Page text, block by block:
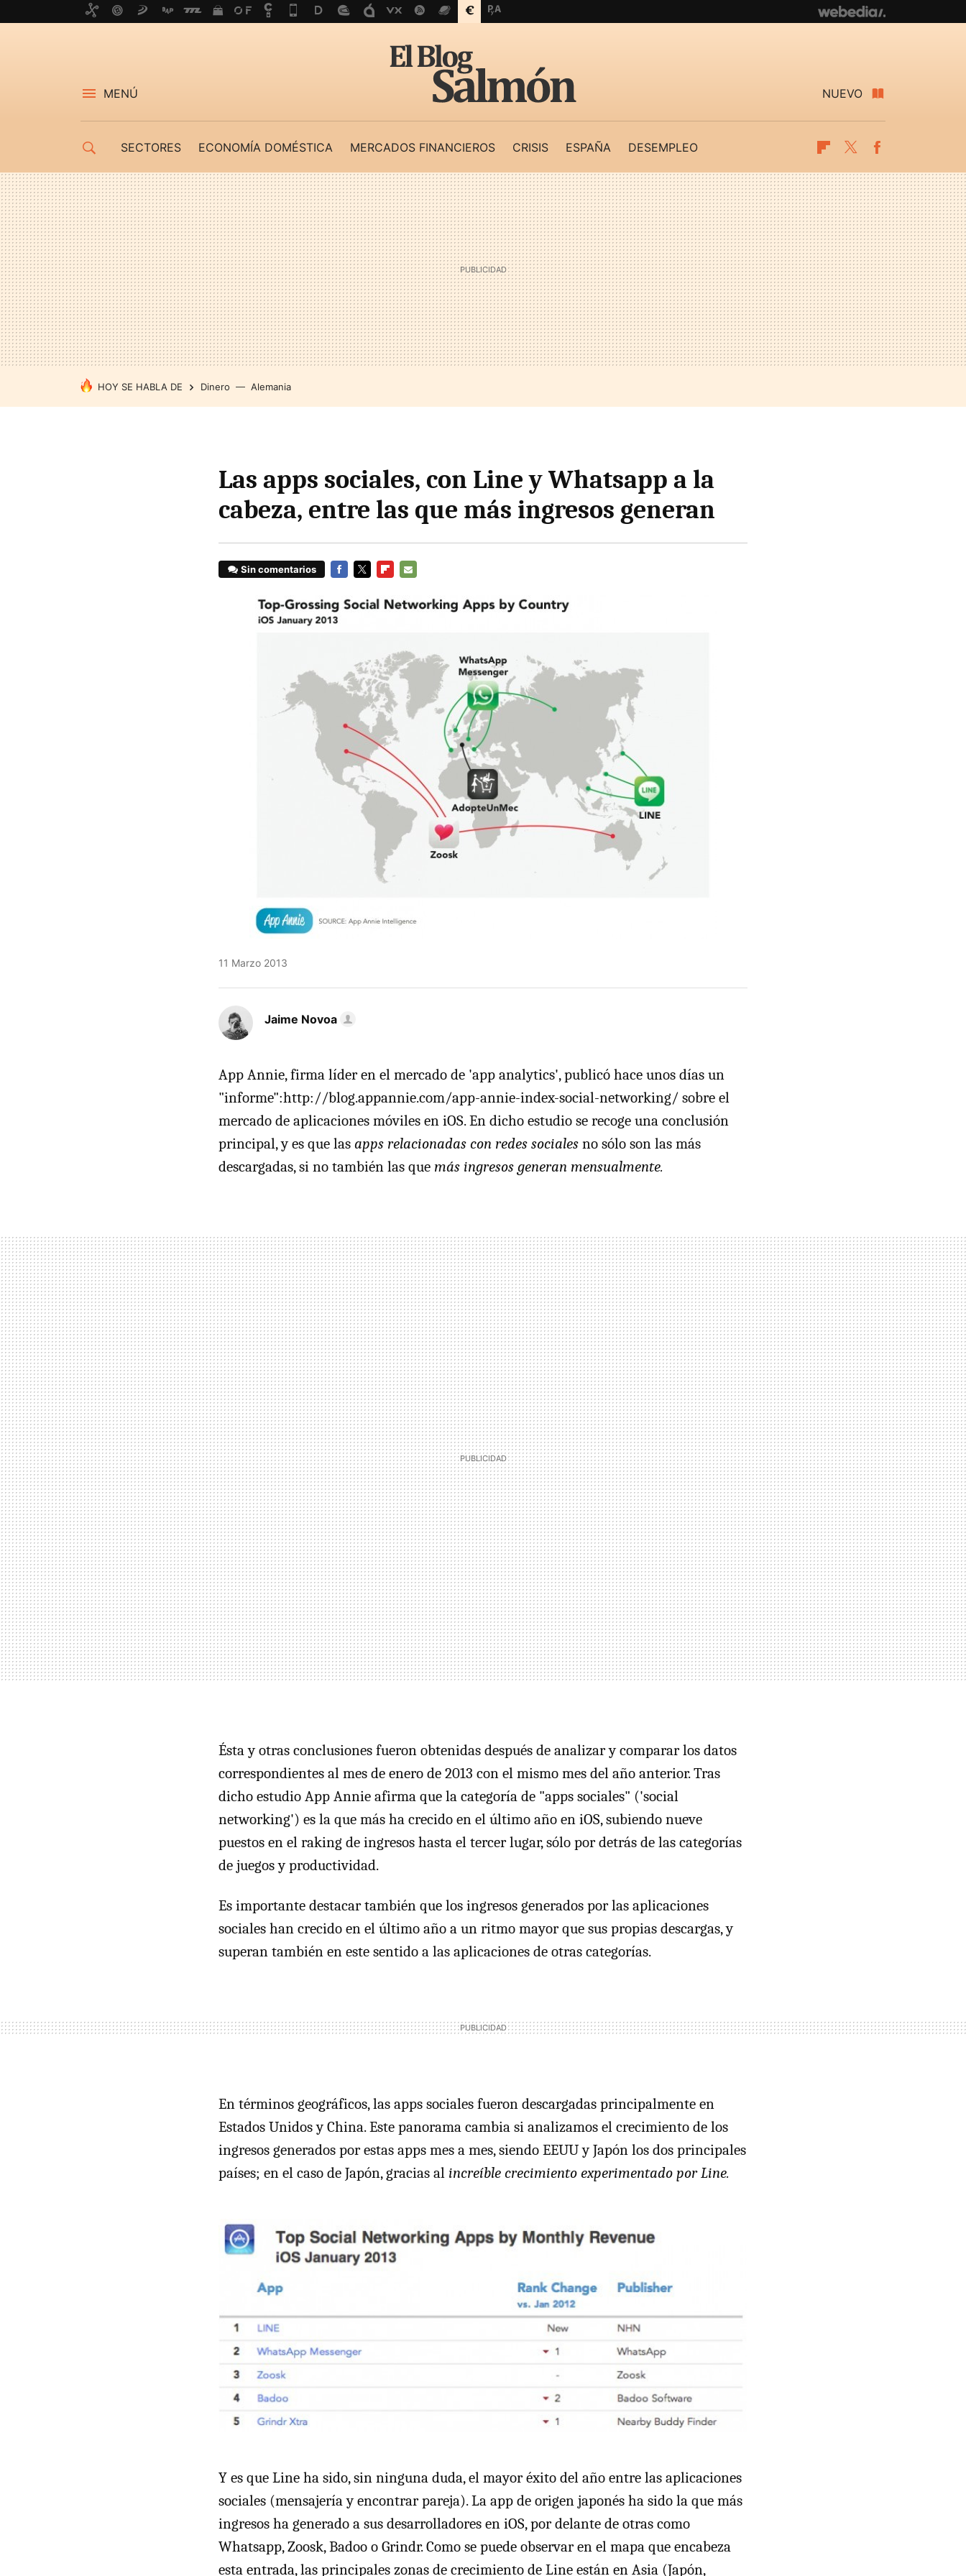
MENÚ NUEVO
SECTORES ECONOMÍA DOMÉSTICA MERCADOS FINANCIEROS CRISIS ESPAÑA DESEMPLEO Flipboard
Twitter
HOY SE HABLA DE Dinero Alemania
Las apps sociales, con Line y Whatsapp a la
cabeza, entre las que más ingresos generan
Sin comentarios
MAIL
11 Marzo 2013
Jaime Novoa
App Annie, firma líder en el mercado de 'app analytics', publicó hace unos días un
"informe":http://blog.appannie.com/app-annie-index-social-networking/ sobre el
mercado de aplicaciones móviles en iOS. En dicho estudio se recoge una conclusión
principal, y es que las apps relacionadas con redes sociales no sólo son las más
descargadas, si no también las que más ingresos generan mensualmente.
Ésta y otras conclusiones fueron obtenidas después de analizar y comparar los datos
correspondientes al mes de enero de 2013 con el mismo mes del año anterior. Tras
dicho estudio App Annie afirma que la categoría de "apps sociales" ('social
networking') es la que más ha crecido en el último año en iOS, subiendo nueve
puestos en el raking de ingresos hasta el tercer lugar, sólo por detrás de las categorías
de juegos y productividad.
Es importante destacar también que los ingresos generados por las aplicaciones
sociales han crecido en el último año a un ritmo mayor que sus propias descargas, y
superan también en este sentido a las aplicaciones de otras categorías.
En términos geográficos, las apps sociales fueron descargadas principalmente en
Estados Unidos y China. Este panorama cambia si analizamos el crecimiento de los
ingresos generados por estas apps mes a mes, siendo EEUU y Japón los dos principales
países; en el caso de Japón, gracias al increíble crecimiento experimentado por Line.
Y es que Line ha sido, sin ninguna duda, el mayor éxito del año entre las aplicaciones
sociales (mensajería y encontrar pareja). La app de origen japonés ha sido la que más
ingresos ha generado a sus desarrolladores en iOS, por delante de otras como
Whatsapp, Zoosk, Badoo o Grindr. Como se puede observar en el mapa que encabeza
esta entrada, las principales zonas de crecimiento de Line están en Asia (Japón,